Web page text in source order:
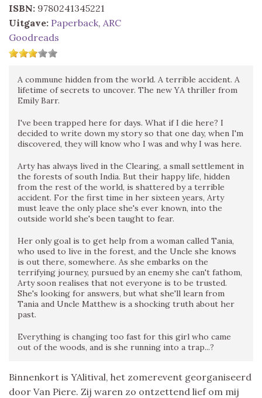
ISBN: 9780241345221
Uitgave: Paperback, ARC
Goodreads
A commune hidden from the world. A terrible accident. A
lifetime of secrets to uncover. The new YA thriller from
Emily Barr.
I've been trapped here for days. What if I die here? I
decided to write down my story so that one day, when I'm
discovered, they will know who I was and why I was here.
Arty has always lived in the Clearing, a small settlement in
the forests of south India. But their happy life, hidden
from the rest of the world, is shattered by a terrible
accident. For the first time in her sixteen years, Arty
must leave the only place she's ever known, into the
outside world she's been taught to fear.
Her only goal is to get help from a woman called Tania,
who used to live in the forest, and the Uncle she knows
is out there, somewhere. As she embarks on the
terrifying journey, pursued by an enemy she can't fathom,
Arty soon realises that not everyone is to be trusted.
She's looking for answers, but what she'll learn from
Tania and Uncle Matthew is a shocking truth about her
past.
Everything is changing too fast for this girl who came
out of the woods, and is she running into a trap...?
Binnenkort is YAlitival, het zomerevent georganiseerd
door Van Piere. Zij waren zo ontzettend lief om mij